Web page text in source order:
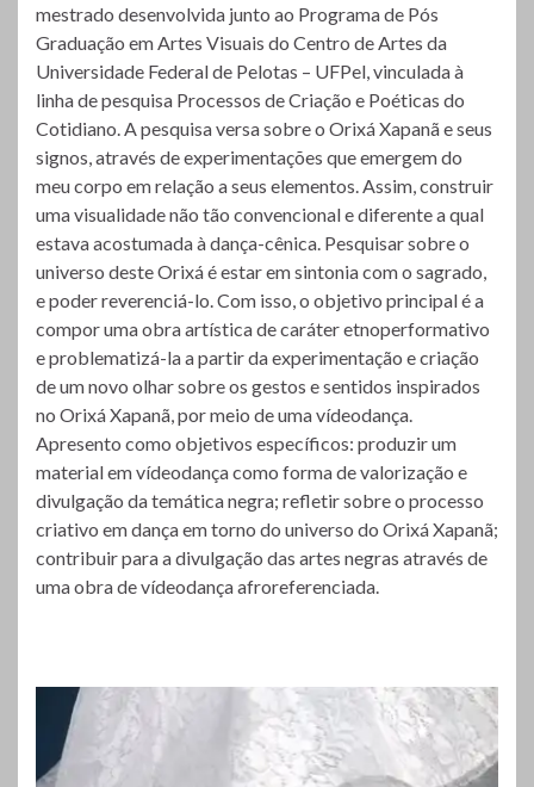
mestrado desenvolvida junto ao Programa de Pós
Graduação em Artes Visuais do Centro de Artes da
Universidade Federal de Pelotas – UFPel, vinculada à
linha de pesquisa Processos de Criação e Poéticas do
Cotidiano. A pesquisa versa sobre o Orixá Xapanã e seus
signos, através de experimentações que emergem do
meu corpo em relação a seus elementos. Assim, construir
uma visualidade não tão convencional e diferente a qual
estava acostumada à dança-cênica. Pesquisar sobre o
universo deste Orixá é estar em sintonia com o sagrado,
e poder reverenciá-lo. Com isso, o objetivo principal é a
compor uma obra artística de caráter etnoperformativo
e problematizá-la a partir da experimentação e criação
de um novo olhar sobre os gestos e sentidos inspirados
no Orixá Xapanã, por meio de uma vídeodança.
Apresento como objetivos específicos: produzir um
material em vídeodança como forma de valorização e
divulgação da temática negra; refletir sobre o processo
criativo em dança em torno do universo do Orixá Xapanã;
contribuir para a divulgação das artes negras através de
uma obra de vídeodança afroreferenciada.